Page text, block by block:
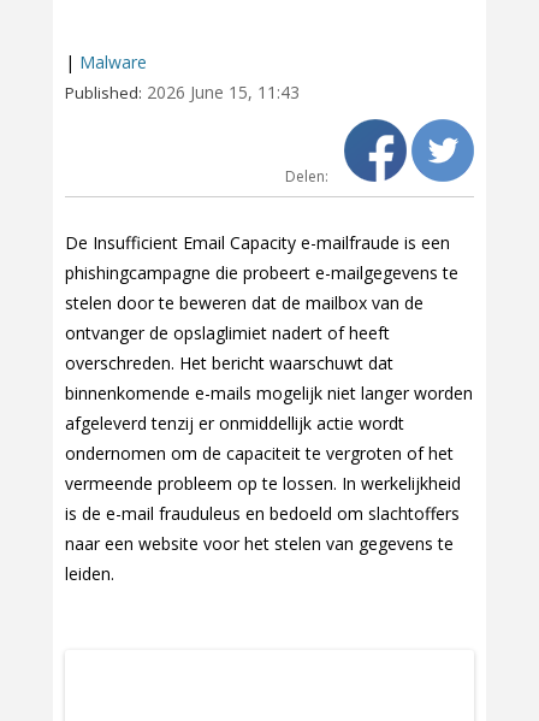
| Malware
Published: 2026 June 15, 11:43
Delen:
De Insufficient Email Capacity e-mailfraude is een
phishingcampagne die probeert e-mailgegevens te
stelen door te beweren dat de mailbox van de
ontvanger de opslaglimiet nadert of heeft
overschreden. Het bericht waarschuwt dat
binnenkomende e-mails mogelijk niet langer worden
afgeleverd tenzij er onmiddellijk actie wordt
ondernomen om de capaciteit te vergroten of het
vermeende probleem op te lossen. In werkelijkheid
is de e-mail frauduleus en bedoeld om slachtoffers
naar een website voor het stelen van gegevens te
leiden.